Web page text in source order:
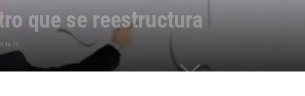
que se reestructura
16:35